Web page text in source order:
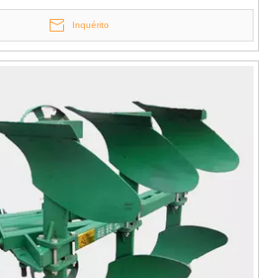
Inquérito